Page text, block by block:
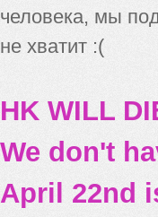
человека, мы
не хватит :(
HK WILL
We don't
April 22nd